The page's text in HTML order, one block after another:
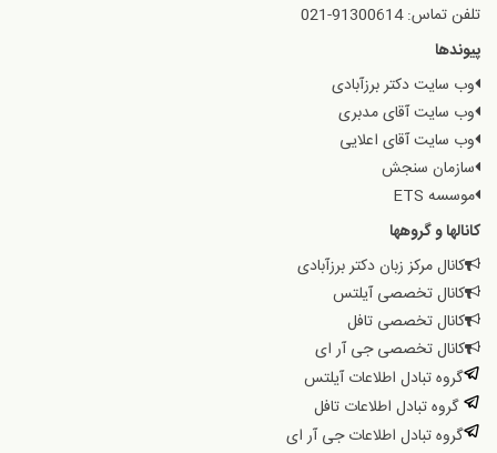
تلفن تماس: 91300614-021
پیوندها
وب سایت دکتر برزآبادی
وب سایت آقای مدبری
وب سایت آقای اعلایی
سازمان سنجش
موسسه ETS
کانالها و گروهها
کانال مرکز زبان دکتر برزآبادی
کانال تخصصی آیلتس
کانال تخصصی تافل
کانال تخصصی جی آر ای
گروه تبادل اطلاعات آیلتس
گروه تبادل اطلاعات تافل
گروه تبادل اطلاعات جی آر ای